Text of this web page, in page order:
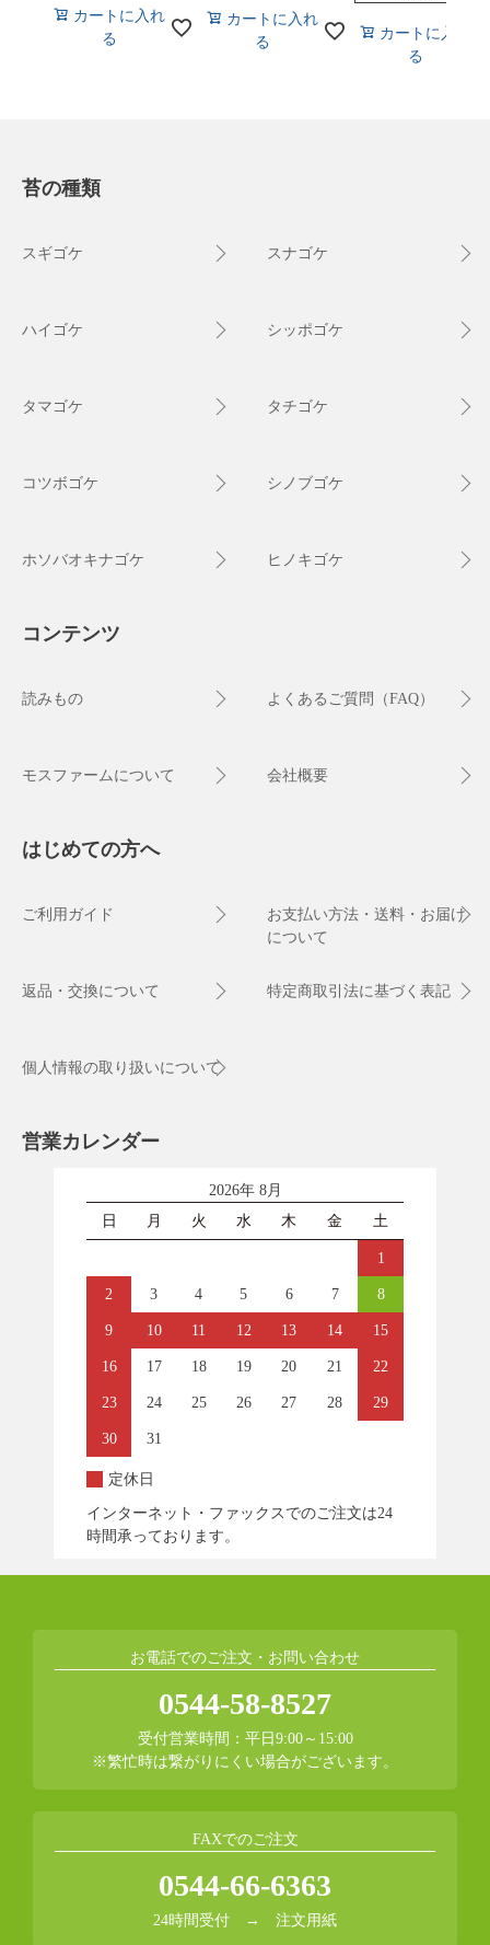
カートに入れ
る
カートに入れ
る
カートに入れ
る
苔の種類
スギゴケ スナゴケ
ハイゴケ シッポゴケ
タマゴケ タチゴケ
コツボゴケ シノブゴケ
ホソバオキナゴケ ヒノキゴケ
コンテンツ
読みもの よくあるご質問（FAQ）
モスファームについて 会社概要
はじめての方へ
ご利用ガイド
お支払い方法・送料・お届け
について
返品・交換について 特定商取引法に基づく表記
個人情報の取り扱いについて
営業カレンダー
2026年 8月
日
月 火 水 木 金 土
1
2 3 4 5 6 7 8
9 10 11 12 13 14 15
16 17 18 19 20 21 22
23 24 25 26 27 28 29
30 31
定休日
インターネット・ファックスでのご注文は24
時間承っております。
お電話でのご注文・お問い合わせ
0544-58-8527
受付営業時間：平日9:00～15:00
※繁忙時は繋がりにくい場合がございます。
FAXでのご注文
0544-66-6363
24時間受付 → 注文用紙